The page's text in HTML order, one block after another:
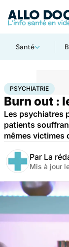
Santé
AccueilBien-être
PSYCHIATRIE
Burn out :
Les psychiatres
patients
mêmes victimes
Par La
Mis à jour